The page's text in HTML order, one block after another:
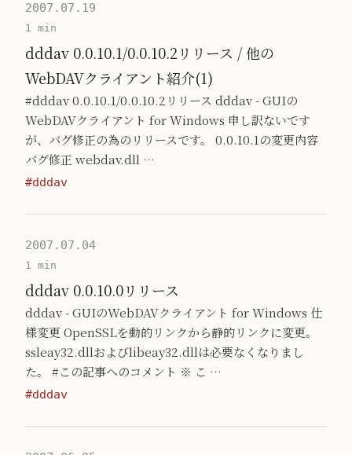
2007.07.19
1 min
dddav 0.0.10.1/0.0.10.2リリース / 他の
WebDAVクライアント紹介(1)
#dddav 0.0.10.1/0.0.10.2リリース dddav - GUIの
WebDAVクライアント for Windows 申し訳ないです
が、バグ修正の為のリリースです。 0.0.10.1の変更内容
バグ修正 webdav.dll …
#dddav
2007.07.04
1 min
dddav 0.0.10.0リリース
dddav - GUIのWebDAVクライアント for Windows 仕
様変更 OpenSSLを動的リンクから静的リンクに変更。
ssleay32.dllおよびlibeay32.dllは必要なくなりまし
た。 #この記事へのコメント ※ こ …
#dddav